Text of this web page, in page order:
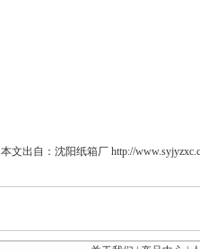
本文出自：沈阳纸箱厂 http://